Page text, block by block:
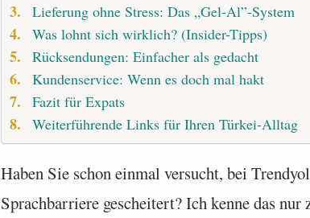
Lieferung ohne Stress: Das „Gel-Al”-System
Was lohnt sich wirklich? (Insider-Tipps)
Rücksendungen: Einfacher als gedacht
Kundenservice: Wenn es doch mal hakt
Fazit für Expats
Weiterführende Links für Ihren Türkei-Alltag
Haben Sie schon einmal versucht, bei
Sprachbarriere gescheitert? Ich kenne das